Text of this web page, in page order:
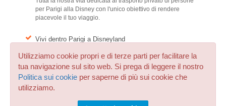
per Parigi alla Disney con l'unico obiettivo di rendere
piacevole il tuo viaggio.
Vivi dentro Parigi a Disneyland
periferiche come il palmo della loro mano. Non usano quasi
mai il GPS e sanno tutto: c'è un ingorgo sulle strade
principali? riorganizzeranno il percorso per percorsi
alternativi come solo qualcuno che vive con Parigi a
Disneyland per molti anni potrebbe fare.
Utilizziamo cookie propri e di terze parti per facilitare la
tua navigazione sul sito web. Si prega di leggere il nostro
Politica sui cookie per saperne di più sui cookie che
utilizziamo.